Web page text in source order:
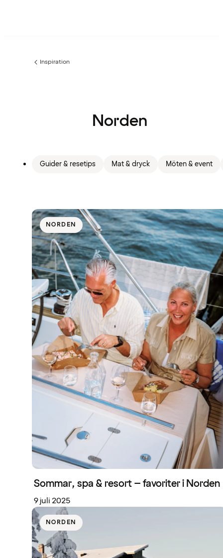
Föregående
Inspiration
Norden
Guider & resetips Mat & dryck Möten & event
NORDEN
Sommar, spa & resort – favoriter i Norden
9 juli 2025
NORDEN